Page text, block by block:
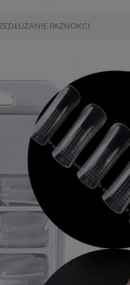
PAZNOKCI